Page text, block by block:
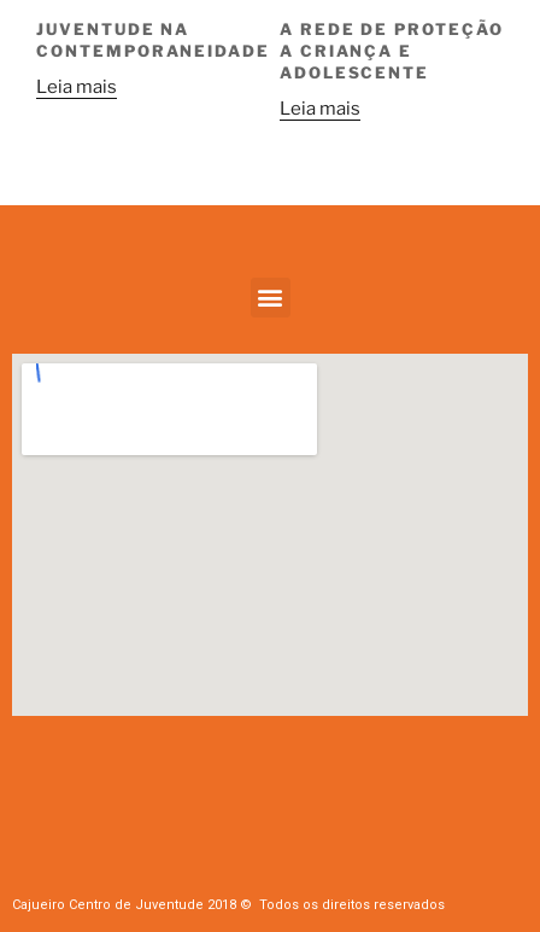
JUVENTUDE NA
CONTEMPORANEIDADE
Leia mais
A REDE DE PROTEÇÃO
A CRIANÇA E
ADOLESCENTE
Leia mais
Cajueiro Centro de Juventude 2018 © Todos os direitos reservados